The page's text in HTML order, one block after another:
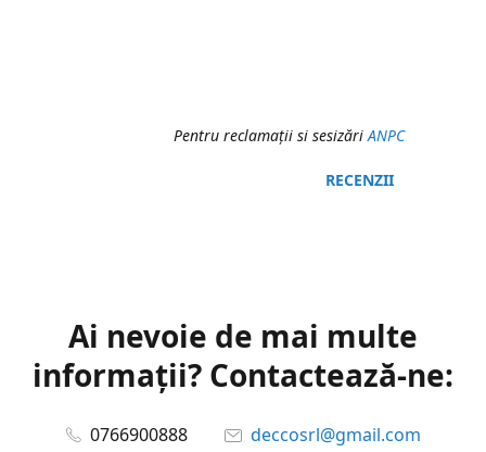
Pentru reclamaţii si sesizăriANPC
RECENZII
Ai nevoie de mai multe
informații? Contactează-ne:
0766900888 deccosrl@gmail.com